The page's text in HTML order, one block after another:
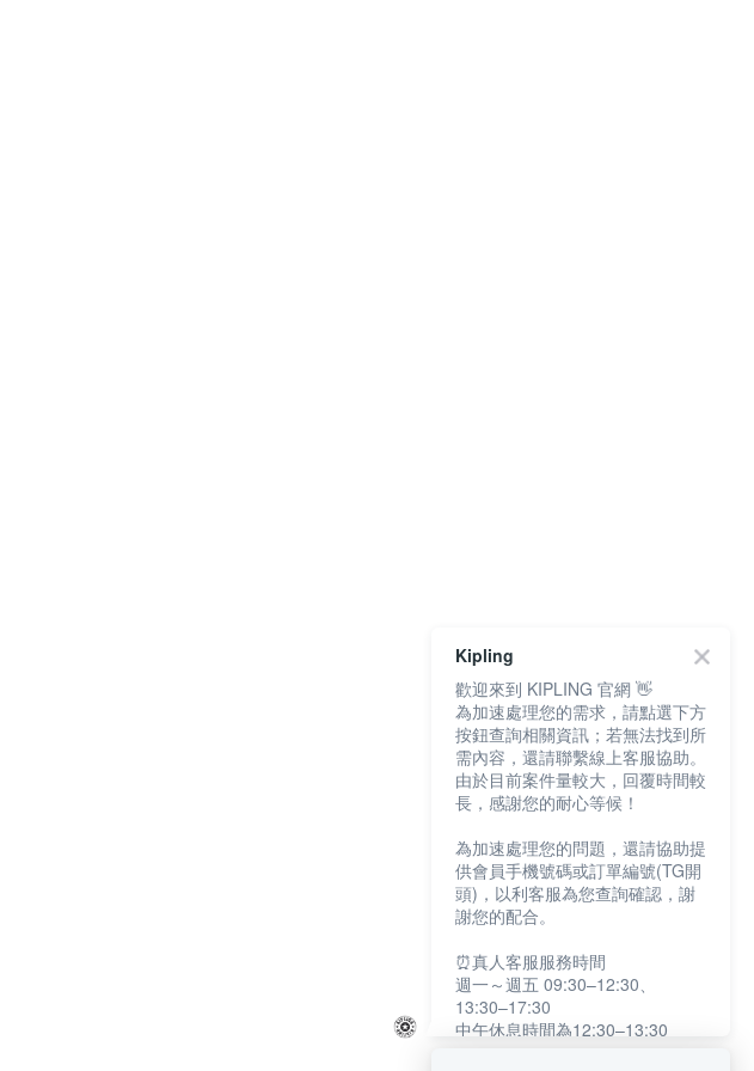
Kipling
歡迎來到 KIPLING 官網 👋
為加速處理您的需求，請點選下方
按鈕查詢相關資訊；若無法找到所
需內容，還請聯繫線上客服協助。
由於目前案件量較大，回覆時間較
長，感謝您的耐心等候！
為加速處理您的問題，還請協助提
供會員手機號碼或訂單編號(TG開
頭)，以利客服為您查詢確認，謝
謝您的配合。
⏰真人客服服務時間
週一～週五 09:30–12:30、
13:30–17:30
中午休息時間為12:30–13:30